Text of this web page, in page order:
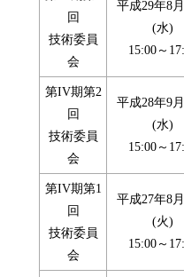
回
技術委員
会
平成29年8
(水)
15:00～
第IV期第2
回
技術委員
会
平成28年9
(水)
15:00～
第IV期第1
回
技術委員
会
平成27年8
(火)
15:00～